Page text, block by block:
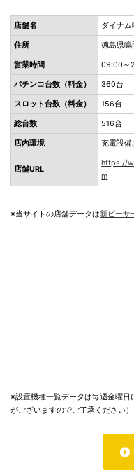
店舗名 ダイナム
住所 徳島県
営業時間 09:00～
パチンコ台数（料金） 360台
スロット台数（料金） 156台
総台数 516台
店内環境 充電設備
店舗URL
https://
m
※当サイトの店舗データは新ピーサ
※設置機種一覧データは毎週金曜日
がございますのでご了承ください）